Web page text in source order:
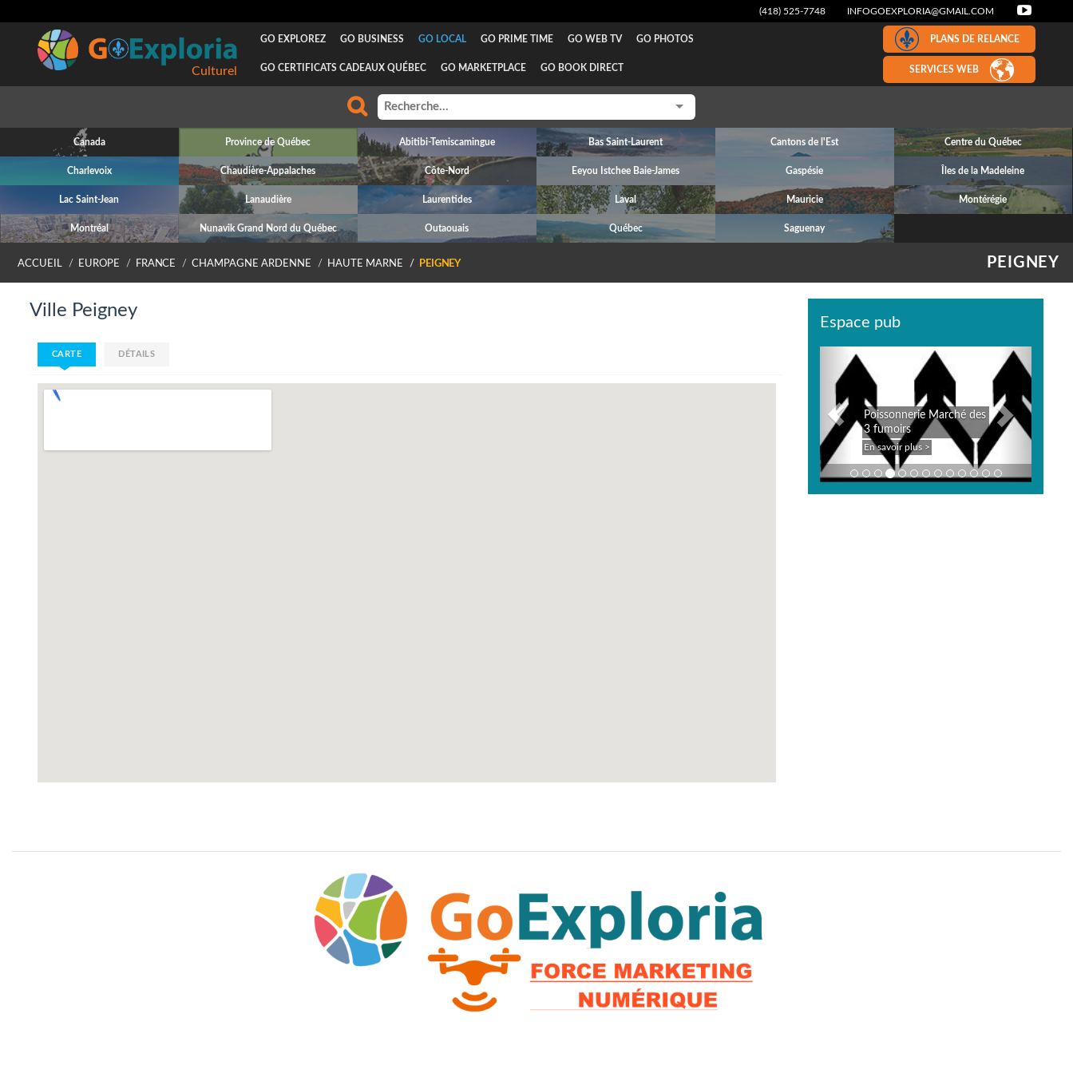
(418) 525-7748 INFOGOEXPLORIA@GMAIL.COM
Culturel
GO EXPLOREZ GO BUSINESS GO LOCAL GO PRIME TIME GO WEB TV GO PHOTOS
GO CERTIFICATS CADEAUX QUÉBEC GO MARKETPLACE GO BOOK DIRECT
PLANS DE RELANCE
SERVICES WEB
Canada Province de Québec Abitibi-Temiscamingue Bas Saint-Laurent Cantons de l'Est Centre du Québec
Charlevoix Chaudière-Appalaches Côte-Nord Eeyou Istchee Baie-James Gaspésie Îles de la Madeleine
Lac Saint-Jean Lanaudière Laurentides Laval Mauricie Montérégie
Montréal Nunavik Grand Nord du Québec Outaouais Québec Saguenay
PEIGNEY
ACCUEIL EUROPE FRANCE CHAMPAGNE ARDENNE HAUTE MARNE PEIGNEY
Ville Peigney
CARTE DÉTAILS
Espace pub
Poissonnerie Marché des
3 fumoirs
En savoir plus >
Previous Next